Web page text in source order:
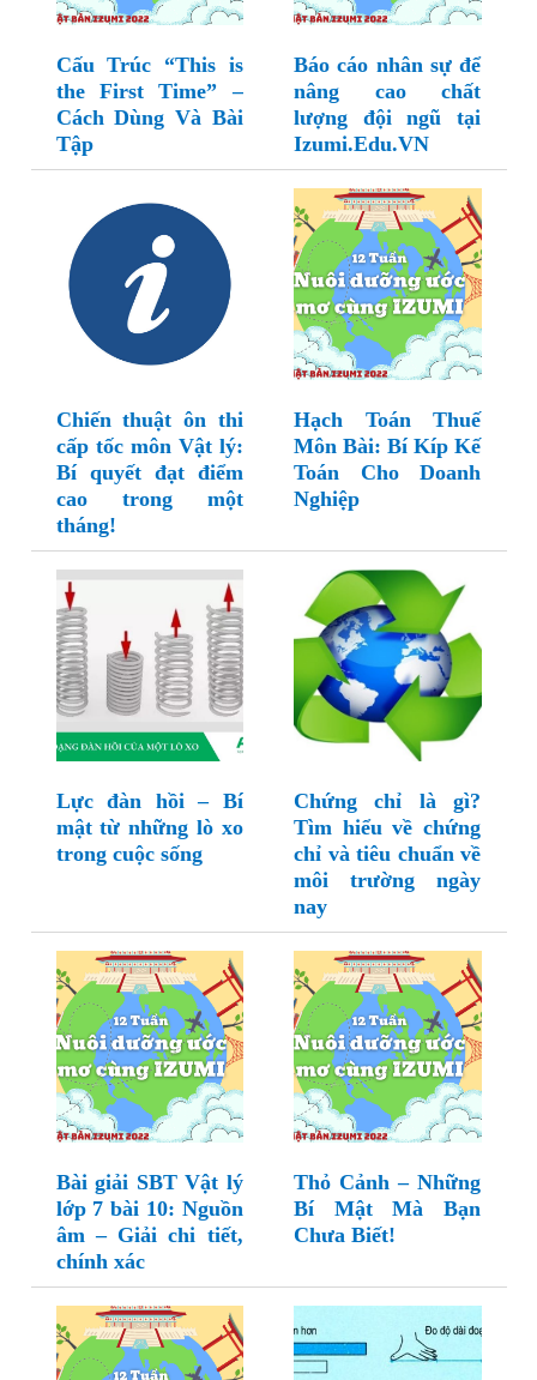
Cấu Trúc “This is
the First Time” –
Cách Dùng Và Bài
Tập
Báo cáo nhân sự để
nâng cao chất
lượng đội ngũ tại
Izumi.Edu.VN
Chiến thuật ôn thi
cấp tốc môn Vật lý:
Bí quyết đạt điểm
cao trong một
tháng!
Hạch Toán Thuế
Môn Bài: Bí Kíp Kế
Toán Cho Doanh
Nghiệp
Lực đàn hồi – Bí
mật từ những lò xo
trong cuộc sống
Chứng chỉ là gì?
Tìm hiểu về chứng
chỉ và tiêu chuẩn về
môi trường ngày
nay
Bài giải SBT Vật lý
lớp 7 bài 10: Nguồn
âm – Giải chi tiết,
chính xác
Thỏ Cảnh – Những
Bí Mật Mà Bạn
Chưa Biết!